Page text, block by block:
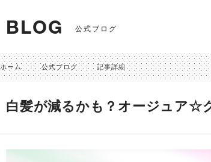
BLOG 公式ブログ
ホーム 公式ブログ 記事詳細
白髪が減るかも？オージュア☆